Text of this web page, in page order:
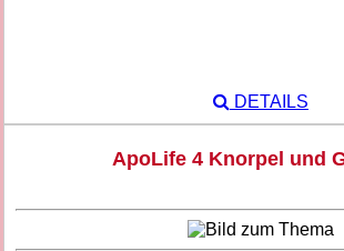
DETAILS
ApoLife 4 Knorpel und